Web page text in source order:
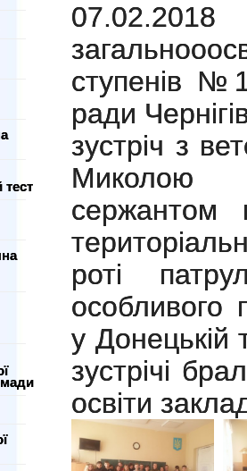
ступенів
ради
зустріч з
Миколою
сержантом
роті
особливого
у Донецькій
зустрічі
освіти